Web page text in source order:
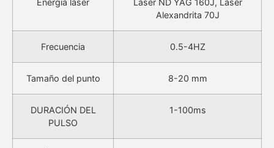
Energía láser
Láser ND YAG 160J, Láser
Alexandrita 70J
Frecuencia 0.5-4HZ
Tamaño del punto 8-20 mm
DURACIÓN DEL
PULSO
1-100ms